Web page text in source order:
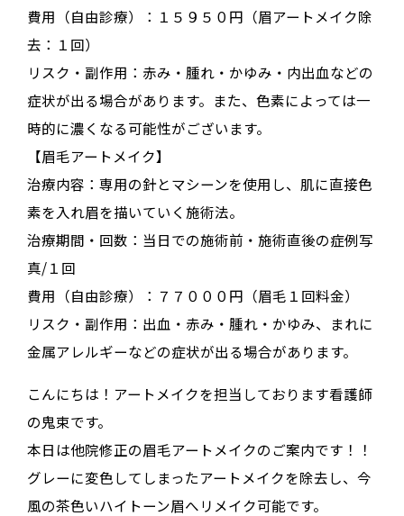
費用（自由診療）：１５９５０円（眉アートメイク除
去：１回）
リスク・副作用：赤み・腫れ・かゆみ・内出血などの
症状が出る場合があります。また、色素によっては一
時的に濃くなる可能性がございます。
【眉毛アートメイク】
治療内容：専用の針とマシーンを使用し、肌に直接色
素を入れ眉を描いていく施術法。
治療期間・回数：当日での施術前・施術直後の症例写
真/１回
費用（自由診療）：７７０００円（眉毛１回料金）
リスク・副作用：出血・赤み・腫れ・かゆみ、まれに
金属アレルギーなどの症状が出る場合があります。
こんにちは！アートメイクを担当しております看護師
の鬼束です。
本日は他院修正の眉毛アートメイクのご案内です！！
グレーに変色してしまったアートメイクを除去し、今
風の茶色いハイトーン眉へリメイク可能です。